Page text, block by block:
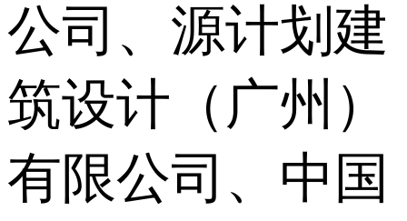
公司、源计划建
筑设计（广州）
有限公司、中国